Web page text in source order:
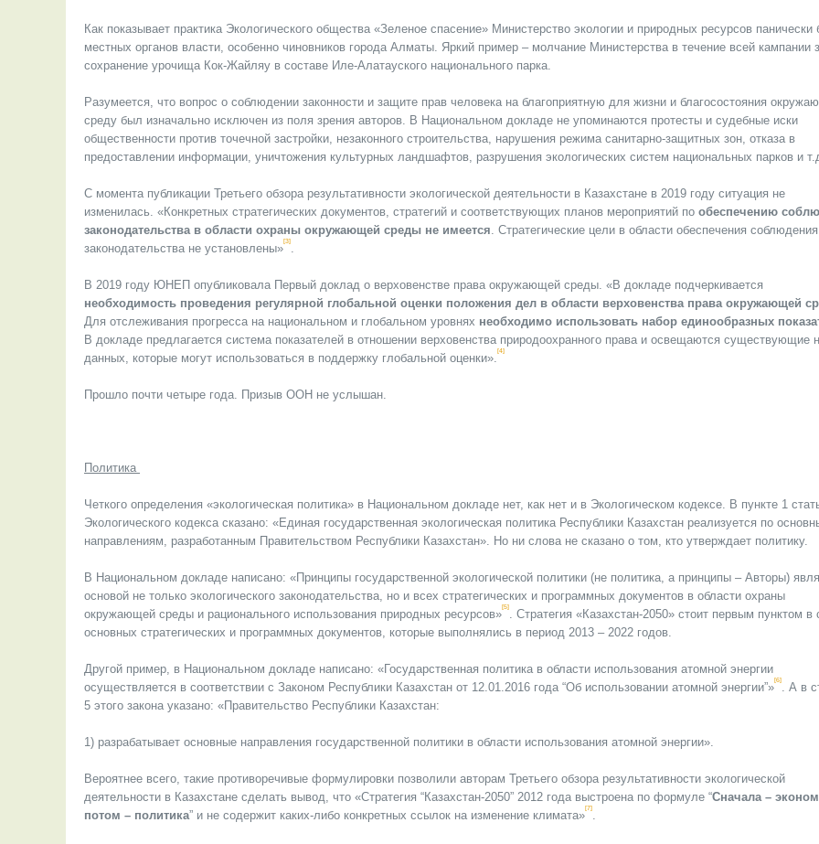
Как показывает практика Экологического общества «Зеленое спасение» Министерство экологии и природных ресурсов панически
местных органов власти, особенно чиновников города Алматы. Яркий пример – молчание Министерства в течение всей кампании
сохранение урочища Кок-Жайляу в составе Иле-Алатауского национального парка.
Разумеется, что вопрос о соблюдении законности и защите прав человека на благоприятную для жизни и благосостояния
среду был изначально исключен из поля зрения авторов. В Национальном докладе не упоминаются протесты и судебные иски
общественности против точечной застройки, незаконного строительства, нарушения режима санитарно-защитных зон, отказа в
предоставлении информации, уничтожения культурных ландшафтов, разрушения экологических систем национальных парков и
С момента публикации Третьего обзора результативности экологической деятельности в Казахстане в 2019 году ситуация не
изменилась. «Конкретных стратегических документов, стратегий и соответствующих планов мероприятий по обеспечению
законодательства в области охраны окружающей среды не имеется. Стратегические цели в области обеспечения соблюдения
законодательства не установлены»
[3]
.
В 2019 году ЮНЕП опубликовала Первый доклад о верховенстве права окружающей среды. «В докладе подчеркивается
необходимость проведения регулярной глобальной оценки положения дел в области верховенства права окружающей
Для отслеживания прогресса на национальном и глобальном уровнях необходимо использовать набор единообразных
В докладе предлагается система показателей в отношении верховенства природоохранного права и освещаются существующие
данных, которые могут использоваться в поддержку глобальной оценки».
[4]
Прошло почти четыре года. Призыв ООН не услышан.
Политика
Четкого определения «экологическая политика» в Национальном докладе нет, как нет и в Экологическом кодексе. В пункте 1
Экологического кодекса сказано: «Единая государственная экологическая политика Республики Казахстан реализуется по
направлениям, разработанным Правительством Республики Казахстан». Но ни слова не сказано о том, кто утверждает политику.
В Национальном докладе написано: «Принципы государственной экологической политики (не политика, а принципы – Авторы)
основой не только экологического законодательства, но и всех стратегических и программных документов в области охраны
окружающей среды и рационального использования природных ресурсов»
[5]
. Стратегия «Казахстан-2050» стоит первым пунктом в
основных стратегических и программных документов, которые выполнялись в период 2013 – 2022 годов.
Другой пример, в Национальном докладе написано: «Государственная политика в области использования атомной энергии
осуществляется в соответствии с Законом Республики Казахстан от 12.01.2016 года “Об использовании атомной энергии”»
[6]
. А в
5 этого закона указано: «Правительство Республики Казахстан:
1) разрабатывает основные направления государственной политики в области использования атомной энергии».
Вероятнее всего, такие противоречивые формулировки позволили авторам Третьего обзора результативности экологической
деятельности в Казахстане сделать вывод, что «Стратегия “Казахстан-2050” 2012 года выстроена по формуле “Сначала –
потом – политика” и не содержит каких-либо конкретных ссылок на изменение климата»
[7]
.